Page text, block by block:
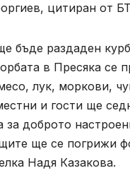
цитиран от
бъде раздаден
в Пресяка се
лук, моркови,
и гости ще
за доброто
ще се погрижи
Надя Казакова.